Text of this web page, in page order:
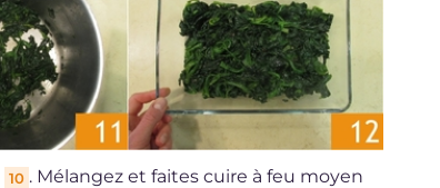
10 . Mélangez et faites cuire à feu moyen